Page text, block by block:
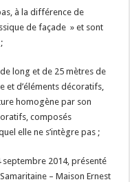
à la différence de
de façade » et sont
long et de 25 mètres de
et d’éléments décoratifs,
homogène par son
composés
elle ne s’intègre pas ;
2014, présenté
– Maison Ernest